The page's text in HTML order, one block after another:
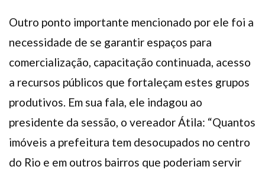
Outro ponto importante mencionado por ele foi a
necessidade de se garantir espaços para
comercialização, capacitação continuada, acesso
a recursos públicos que fortaleçam estes grupos
produtivos. Em sua fala, ele indagou ao
presidente da sessão, o vereador Átila: “Quantos
imóveis a prefeitura tem desocupados no centro
do Rio e em outros bairros que poderiam servir